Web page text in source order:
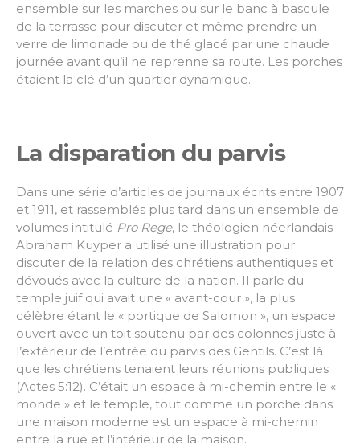
ensemble sur les marches ou sur le banc à bascule
de la terrasse pour discuter et même prendre un
verre de limonade ou de thé glacé par une chaude
journée avant qu’il ne reprenne sa route. Les porches
étaient la clé d’un quartier dynamique.
La disparation du parvis
Dans une série d’articles de journaux écrits entre 1907
et 1911, et rassemblés plus tard dans un ensemble de
volumes intitulé Pro Rege, le théologien néerlandais
Abraham Kuyper a utilisé une illustration pour
discuter de la relation des chrétiens authentiques et
dévoués avec la culture de la nation. Il parle du
temple juif qui avait une « avant-cour », la plus
célèbre étant le « portique de Salomon », un espace
ouvert avec un toit soutenu par des colonnes juste à
l’extérieur de l’entrée du parvis des Gentils. C’est là
que les chrétiens tenaient leurs réunions publiques
(Actes 5:12). C’était un espace à mi-chemin entre le «
monde » et le temple, tout comme un porche dans
une maison moderne est un espace à mi-chemin
entre la rue et l’intérieur de la maison.